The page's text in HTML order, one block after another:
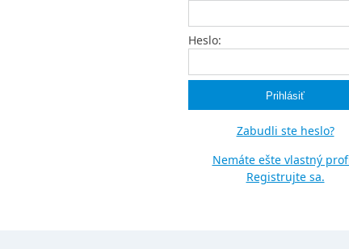
Heslo:
Zabudli ste heslo?
Nemáte ešte vlastný
Registrujte sa.